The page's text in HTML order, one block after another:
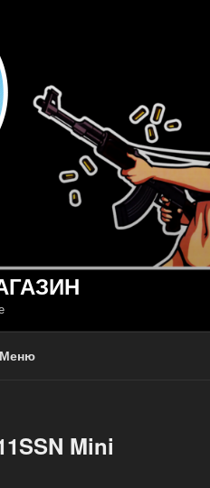
Меню
Mini